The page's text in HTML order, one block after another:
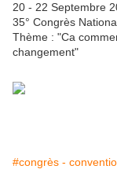
20 - 22 Septembre
35° Congrès
Thème : "Ca
changement"
#congrès -